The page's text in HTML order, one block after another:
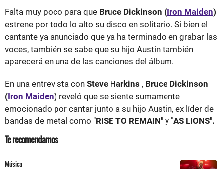
Falta muy poco para que Bruce Dickinson (Iron Maiden)
estrene por todo lo alto su disco en solitario. Si bien el
cantante ya anunciado que ya ha terminado en grabar las
voces, también se sabe que su hijo Austin también
aparecerá en una de las canciones del álbum.
En una entrevista con Steve Harkins , Bruce Dickinson
(Iron Maiden) reveló que se siente sumamente
emocionado por cantar junto a su hijo Austin, ex líder de
bandas de metal como "RISE TO REMAIN" y "AS LIONS".
Te recomendamos
Música